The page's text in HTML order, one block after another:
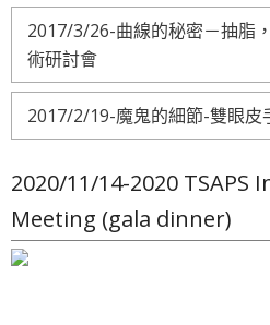
2017/3/26-曲線的秘密－抽脂
術研討會
2017/2/19-魔鬼的細節-雙眼皮
2020/11/14-2020
Meeting (gala dinner)